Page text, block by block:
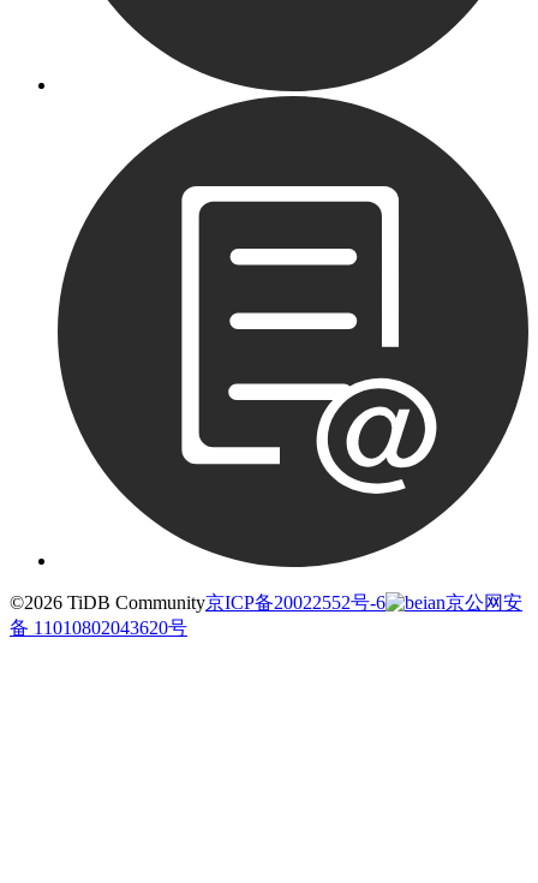
©2026 TiDB Community京ICP备20022552号-6
京公网安
备 11010802043620号